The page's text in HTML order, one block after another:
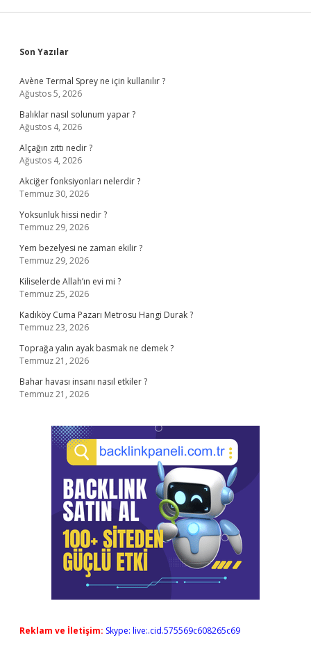
Sidebar
Son Yazılar
Avène Termal Sprey ne için kullanılır ?
Ağustos 5, 2026
Balıklar nasıl solunum yapar ?
Ağustos 4, 2026
Alçağın zıttı nedir ?
Ağustos 4, 2026
Akciğer fonksiyonları nelerdir ?
Temmuz 30, 2026
Yoksunluk hissi nedir ?
Temmuz 29, 2026
Yem bezelyesi ne zaman ekilir ?
Temmuz 29, 2026
Kiliselerde Allah’ın evi mi ?
Temmuz 25, 2026
Kadıköy Cuma Pazarı Metrosu Hangi Durak ?
Temmuz 23, 2026
Toprağa yalın ayak basmak ne demek ?
Temmuz 21, 2026
Bahar havası insanı nasıl etkiler ?
Temmuz 21, 2026
Reklam ve İletişim: Skype: live:.cid.575569c608265c69